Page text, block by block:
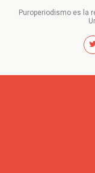
Puroperiodismo es la